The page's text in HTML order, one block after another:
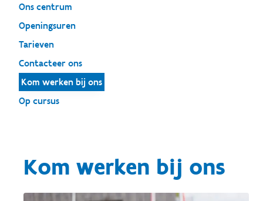
Ons centrum
Openingsuren
Tarieven
Contacteer ons
Kom werken bij ons
Op cursus
Kom werken bij ons